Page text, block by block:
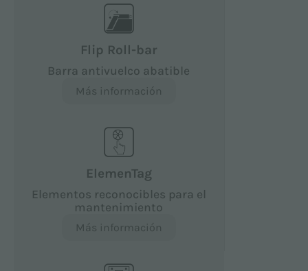
Flip Roll-bar
Barra antivuelco abatible
Más información
ElemenTag
Elementos reconocibles para el
mantenimiento
Más información